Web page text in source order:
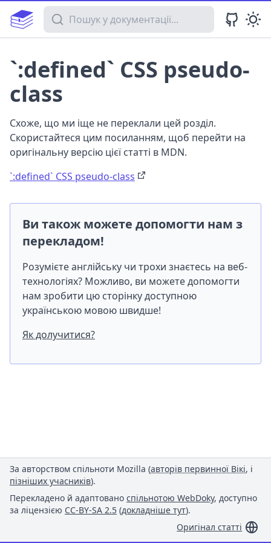
Пошук у документації
`:defined` CSS pseudo-
class
Схоже, що ми іще не переклали цей розділ.
Скористайтеся цим посиланням, щоб перейти на
оригінальну версію цієї статті в MDN.
`:defined` CSS pseudo-class
Ви також можете допомогти нам з
перекладом!
Розумієте англійську чи трохи знаєтесь на веб-
технологіях? Можливо, ви можете допомогти
нам зробити цю сторінку доступною
українською мовою швидше!
Як долучитися?
За авторством спільноти Mozilla (авторів первинної Вікі, і
пізніших учасників).
Перекладено й адаптовано спільнотою WebDoky, доступно
за ліцензією CC-BY-SA 2.5 (докладніше тут).
Оригінал статті